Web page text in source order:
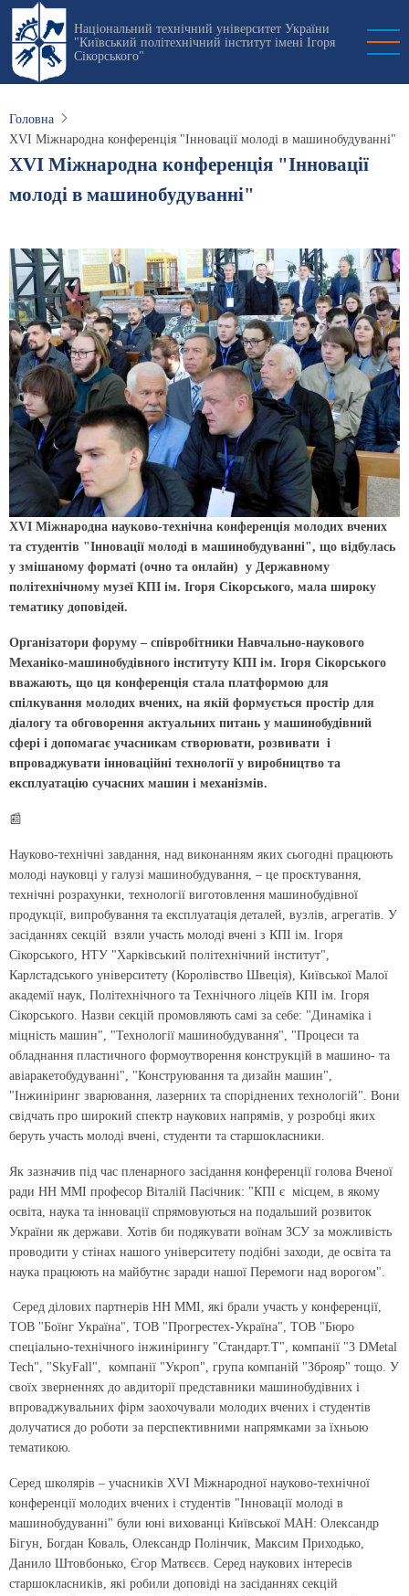
Перейти
основного
вмісту
Національний технічний університет України
"Київський політехнічний інститут імені Ігоря
Сікорського"
Головна
XVI Міжнародна конференція "Інновації молоді в машинобудуванні"
XVI Міжнародна конференція "Інновації
молоді в машинобудуванні"
XVI Міжнародна науково-технічна конференція молодих вчених
та студентів "Інновації молоді в машинобудуванні", що відбулась
у змішаному форматі (очно та онлайн) у Державному
політехнічному музеї КПІ ім. Ігоря Сікорського, мала широку
тематику доповідей.
Організатори форуму – співробітники Навчально-наукового
Механіко-машинобудівного інституту КПІ ім. Ігоря Сікорського
вважають, що ця конференція стала платформою для
спілкування молодих вчених, на якій формується простір для
діалогу та обговорення актуальних питань у машинобудівний
сфері і допомагає учасникам створювати, розвивати і
впроваджувати інноваційні технології у виробництво та
експлуатацію сучасних машин і механізмів.
📰
Науково-технічні завдання, над виконанням яких сьогодні працюють
молоді науковці у галузі машинобудування, – це проєктування,
технічні розрахунки, технології виготовлення машинобудівної
продукції, випробування та експлуатація деталей, вузлів, агрегатів. У
засіданнях секцій взяли участь молоді вчені з КПІ ім. Ігоря
Сікорського, НТУ "Харківський політехнічний інститут",
Карлстадського університету (Королівство Швеція), Київської Малої
академії наук, Політехнічного та Технічного ліцеїв КПІ ім. Ігоря
Сікорського. Назви секцій промовляють самі за себе: "Динаміка і
міцність машин", "Технології машинобудування", "Процеси та
обладнання пластичного формоутворення конструкцій в машино- та
авіаракетобудуванні", "Конструювання та дизайн машин",
"Інжиніринг зварювання, лазерних та споріднених технологій". Вони
свідчать про широкий спектр наукових напрямів, у розробці яких
беруть участь молоді вчені, студенти та старшокласники.
Як зазначив під час пленарного засідання конференції голова Вченої
ради НН ММІ професор Віталій Пасічник: "КПІ є місцем, в якому
освіта, наука та інновації спрямовуються на подальший розвиток
України як держави. Хотів би подякувати воїнам ЗСУ за можливість
проводити у стінах нашого університету подібні заходи, де освіта та
наука працюють на майбутнє заради нашої Перемоги над ворогом".
Серед ділових партнерів НН ММІ, які брали участь у конференції,
ТОВ "Боїнг Україна", ТОВ "Прогрестех-Україна", ТОВ "Бюро
спеціально-технічного інжинірингу "Стандарт.Т", компанії "3 DМеtal
Tech", "SkyFall", компанії "Укроп", група компаній "Зброяр" тощо. У
своїх зверненнях до авдиторії представники машинобудівних і
впроваджувальних фірм заохочували молодих вчених і студентів
долучатися до роботи за перспективними напрямками за їхньою
тематикою.
Серед школярів – учасників XVI Міжнародної науково-технічної
конференції молодих вчених і студентів "Інновації молоді в
машинобудуванні" були юні вихованці Київської МАН: Олександр
Бігун, Богдан Коваль, Олександр Полінчик, Максим Приходько,
Данило Штовбонько, Єгор Матвєєв. Серед наукових інтересів
старшокласників, які робили доповіді на засіданнях секцій